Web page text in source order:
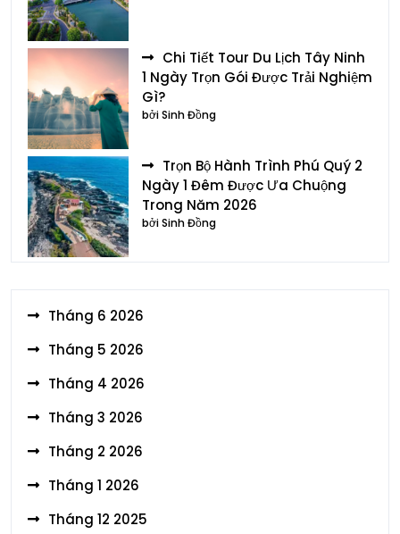
Chi Tiết Tour Du Lịch Tây Ninh
1 Ngày Trọn Gói Được Trải Nghiệm
Gì?
bởi Sinh Đồng
Trọn Bộ Hành Trình Phú Quý 2
Ngày 1 Đêm Được Ưa Chuộng
Trong Năm 2026
bởi Sinh Đồng
Tháng 6 2026
Tháng 5 2026
Tháng 4 2026
Tháng 3 2026
Tháng 2 2026
Tháng 1 2026
Tháng 12 2025